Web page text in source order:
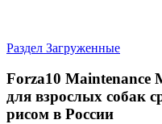
Раздел Загруженные
Forza10 Maintenance
для взрослых собак
рисом в России